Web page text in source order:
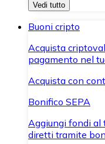
Vedi tutto
Buoni cripto
Acquista
pagamento nel
Acquista con
Bonifico SEPA
Aggiungi fondi al
diretti tramite